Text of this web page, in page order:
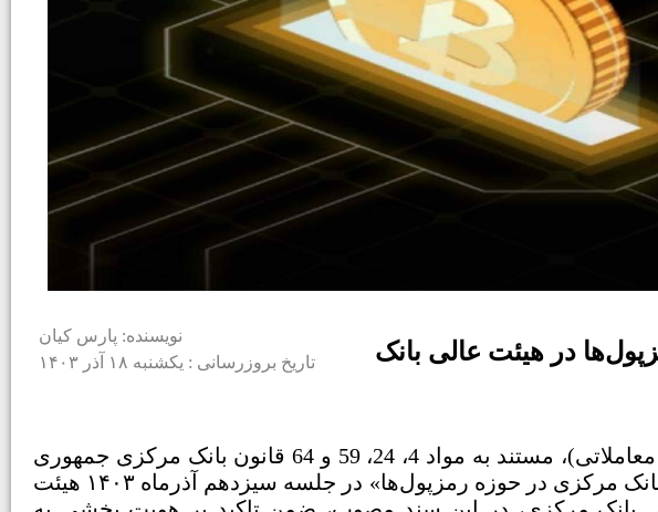
در هیئت عالی بانک
نویسنده: پارس کیان
تاریخ بروزرسانی : یکشنبه ۱۸ آذر ۱۴۰۳
نظر به اختیارات و وظایف قانونی بانک مرکزی در تنظیم‌گری حوزه رمزپول‌­ها (توکن‌های معاملاتی)، مستند به مواد 4، 24، 59 و 64 قانون بانک مرکزی جمهوری
اسلامی ایران، سند پیشنهادی بانک مرکزی باعنوان «چارچوب سیاستگذاری و تنظیم‌­گری بانک مرکزی در حوزه رمزپول­‌ها» در جلسه سیزدهم آذرماه ۱۴۰۳ هیئت